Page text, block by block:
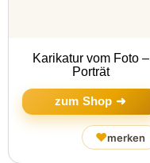
Karikatur vom Foto –
Porträt
zum Shop ➜
♥merken